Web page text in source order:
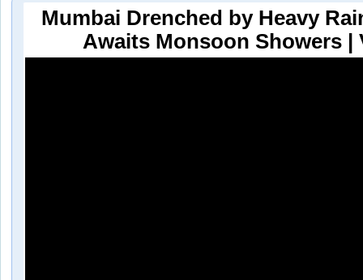
Mumbai Drenched by Heavy
Awaits Monsoon Showers |